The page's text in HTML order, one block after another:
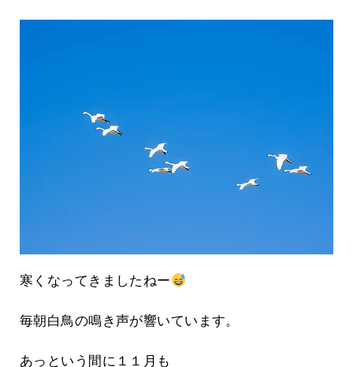
寒くなってきましたねー
毎朝白鳥の鳴き声が響いています。
あっという間に１１月も